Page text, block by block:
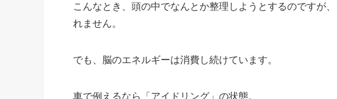
こんなとき、頭の中でなんとか整理しようとするのですが
れません。
でも、脳のエネルギーは消費し続けています。
車で例えるなら「アイドリング」の状態。